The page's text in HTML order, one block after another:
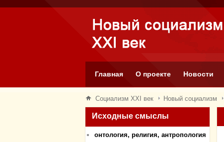
Главная О проекте Новости
Социализм XXI век Новый социализм
Исходные смыслы
онтология, религия, антропология